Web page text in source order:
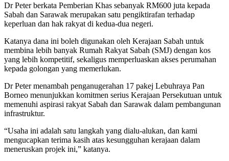
Dr Peter berkata Pemberian Khas sebanyak RM600 juta kepada
Sabah dan Sarawak merupakan satu pengiktirafan terhadap
keperluan dan hak rakyat di kedua-dua negeri.
Katanya dana ini boleh digunakan oleh Kerajaan Sabah untuk
membina lebih banyak Rumah Rakyat Sabah (SMJ) dengan kos
yang lebih kompetitif, sekaligus memperluaskan akses perumahan
kepada golongan yang memerlukan.
Dr Peter menambah penganugerahan 17 pakej Lebuhraya Pan
Borneo menunjukkan komitmen serius Kerajaan Persekutuan untuk
memenuhi aspirasi rakyat Sabah dan Sarawak dalam pembangunan
infrastruktur.
“Usaha ini adalah satu langkah yang dialu-alukan, dan kami
mengucapkan terima kasih atas kesungguhan kerajaan dalam
meneruskan projek ini,” katanya.